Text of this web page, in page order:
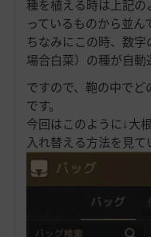
種を植える時は上記
っているものから並ん
ちなみにこの時、数
場合白菜）の種が自動
ですので、鞄の中で
です。
今回はこのように↓大
入れ替える方法を見て